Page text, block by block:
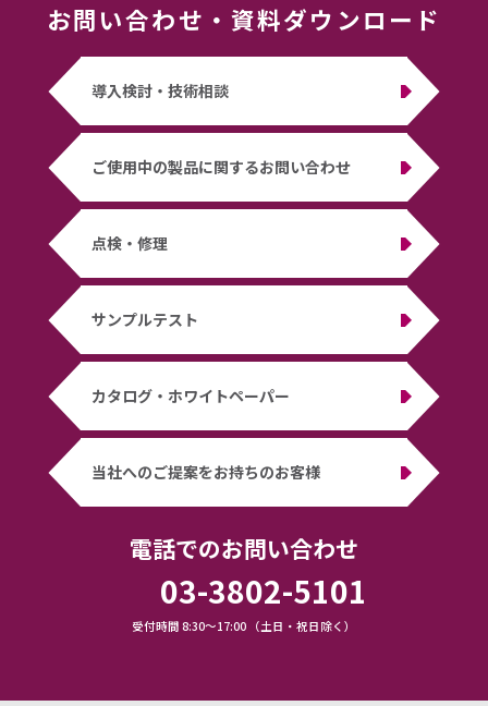
お問い合わせ ・ 資料ダウンロード
導入検討・技術相談
ご使用中の製品に関するお問い合わせ
点検・修理
サンプルテスト
カタログ・ホワイトペーパー
当社へのご提案をお持ちのお客様
電話でのお問い合わせ
03-3802-5101
受付時間 8:30～17:00 （土日・祝日除く）